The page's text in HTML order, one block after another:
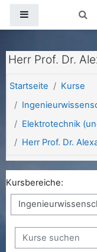
Website-
Herr Prof. Dr.
Startseite
Kurse
Elektrotechnik
Herr Prof. Dr.
Kursbereiche:
Kurse suchen